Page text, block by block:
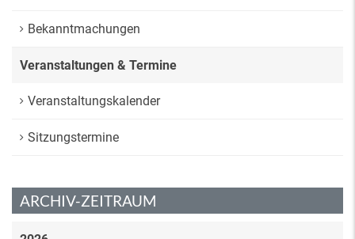
Bekanntmachungen
Veranstaltungen & Termine
Veranstaltungskalender
Sitzungstermine
ARCHIV-ZEITRAUM